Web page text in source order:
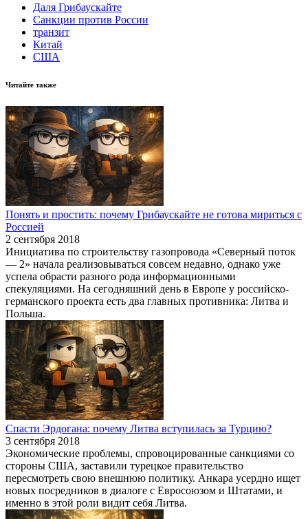
Даля Грибаускайте
Санкции против России
транзит
Китай
США
Читайте также
Понять и простить: почему Грибаускайте не готова мириться с
Россией
2 сентября 2018
Инициатива по строительству газопровода «Северный поток
— 2» начала реализовываться совсем недавно, однако уже
успела обрасти разного рода информационными
спекуляциями. На сегодняшний день в Европе у российско-
германского проекта есть два главных противника: Литва и
Польша.
Спасти Эрдогана: почему Литва вступилась за Турцию?
3 сентября 2018
Экономические проблемы, спровоцированные санкциями со
стороны США, заставили турецкое правительство
пересмотреть свою внешнюю политику. Анкара усердно ищет
новых посредников в диалоге с Евросоюзом и Штатами, и
именно в этой роли видит себя Литва.